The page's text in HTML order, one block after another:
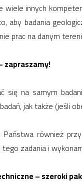
wiele innych
aby badania
prac na danym
zapraszamy!
się na samym
jak także (jeśli
również
zadania i
– szeroki